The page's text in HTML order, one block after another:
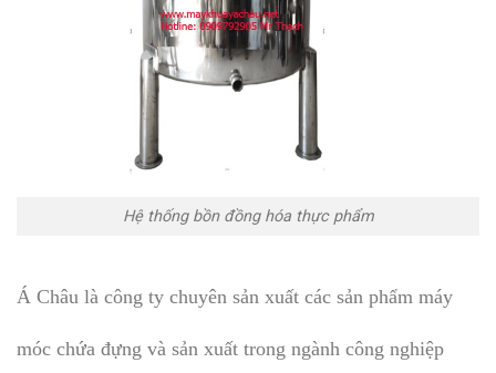
Hệ thống bồn đồng hóa thực phẩm
Á Châu là công ty chuyên sản xuất các sản phẩm máy
móc chứa đựng và sản xuất trong ngành công nghiệp